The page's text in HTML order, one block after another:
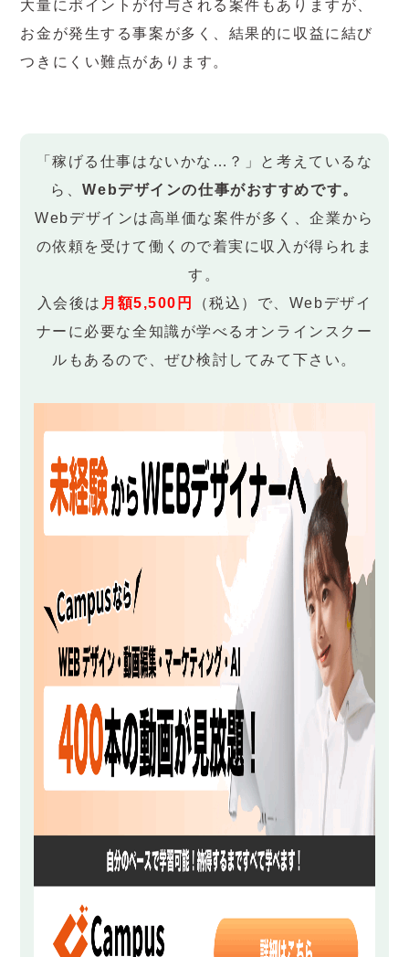
大量にポイントが付与される案件もありますが、
お金が発生する事案が多く、結果的に収益に結び
つきにくい難点があります。
「稼げる仕事はないかな…？」と考えているな
ら、Webデザインの仕事がおすすめです。
Webデザインは高単価な案件が多く、企業から
の依頼を受けて働くので着実に収入が得られま
す。
入会後は 月額5,500円
（税込）で、Webデザイ
ナーに必要な全知識が学べるオンラインスクー
ルもあるので、ぜひ検討してみて下さい。